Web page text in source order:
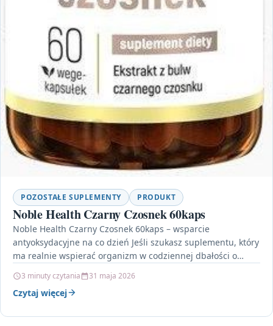
POZOSTAŁE SUPLEMENTY PRODUKT
Noble Health Czarny Czosnek 60kaps
Noble Health Czarny Czosnek 60kaps – wsparcie
antyoksydacyjne na co dzień Jeśli szukasz suplementu, który
ma realnie wspierać organizm w codziennej dbałości o
3 minuty czytania 31 maja 2026
Czytaj więcej